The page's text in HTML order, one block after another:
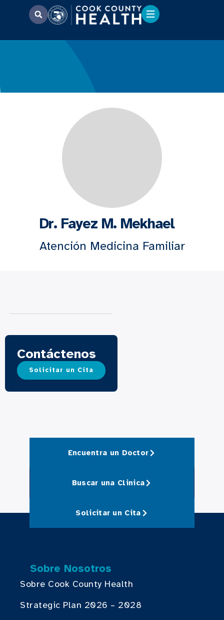
Dr. Fayez M. Mekhael
Atención Medicina Familiar
Contáctenos
Solicitar un Cita
Encuentra un Doctor
Buscar una Clinica
Solicitar un Cita
Sobre Nosotros
Sobre Cook County Health
Strategic Plan 2026 – 2028